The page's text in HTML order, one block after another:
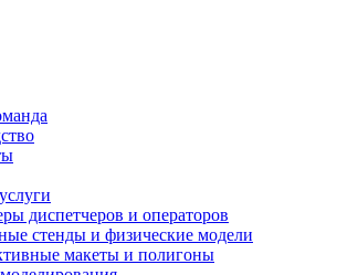
тренажерных комплексов
диспетчеров и операторов
стенды и физические модели
макеты и полигоны